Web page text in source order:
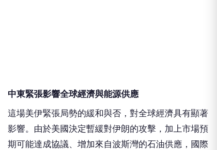
中東緊張影響全球經濟與能源供應
這場美伊緊張局勢的緩和與否，對全球經濟具有顯著
影響。由於美國決定暫緩對伊朗的攻擊，加上市場預
期可能達成協議、增加來自波斯灣的石油供應，國際